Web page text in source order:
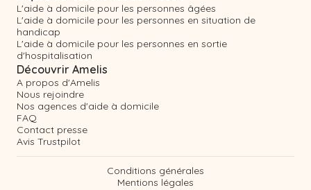
L'aide à domicile pour les personnes âgées
L'aide à domicile pour les personnes en situation de
handicap
L'aide à domicile pour les personnes en sortie
d'hospitalisation
Découvrir Amelis
A propos d'Amelis
Nous rejoindre
Nos agences d'aide à domicile
FAQ
Contact presse
Avis Trustpilot
Conditions générales
Mentions légales